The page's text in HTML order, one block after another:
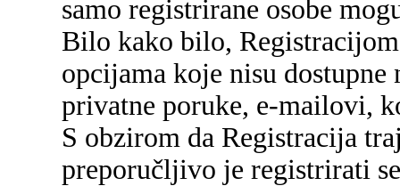
samo registrirane osobe
Bilo kako bilo,
opcijama koje nisu
privatne poruke, e-mailovi,
S obzirom da Registracija
preporučljivo je registrirati